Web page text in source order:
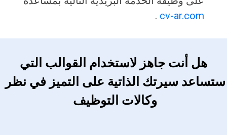
cv-ar.com
.
هل أنت جاهز لاستخدام القوالب التي
ستساعد سيرتك الذاتية على التميز في نظر
وكالات التوظيف